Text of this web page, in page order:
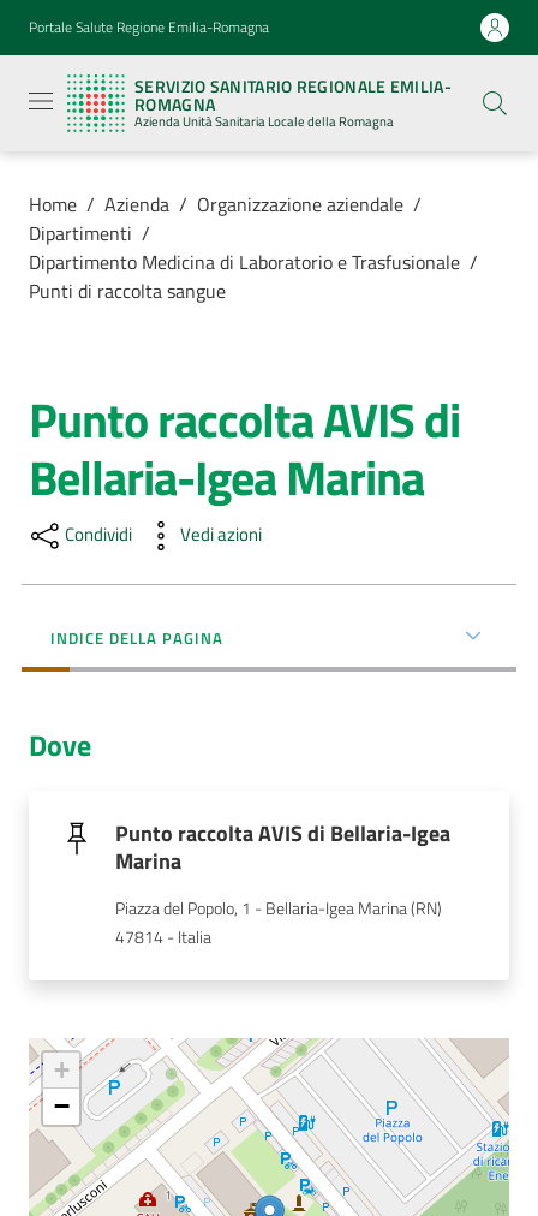
Vai al contenuto
Vai alla navigazione
Vai al footer
Portale Salute Regione Emilia-Romagna
SERVIZIO SANITARIO REGIONALE EMILIA-
ROMAGNA
Azienda Unità Sanitaria Locale della Romagna
Sanitario
Regionale
Emilia-
Romagna
Azienda
Sanitaria
Locale della
Romagna
Servizi
Luoghi
di
cura
AUSL
Servizi
e
Concorsi
Seguici
su
Home / Azienda / Organizzazione aziendale /
Dipartimenti /
Dipartimento Medicina di Laboratorio e Trasfusionale /
Punti di raccolta sangue
Salta al contenuto
Punto raccolta AVIS di
Bellaria-Igea Marina
Condividi Vedi azioni
INDICE DELLA PAGINA
Dove
Punto raccolta AVIS di Bellaria-Igea
Marina
Piazza del Popolo, 1 - Bellaria-Igea Marina (RN)
47814 - Italia
+
−